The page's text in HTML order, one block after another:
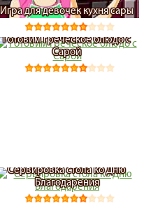
Игра для девочек кухня сары
Готовим греческое блюдо с
Сарой
Сервировка стола ко Дню
Благодарения